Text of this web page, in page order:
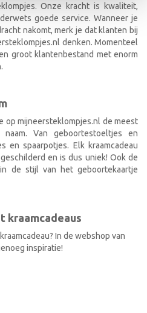
Onze kracht is kwaliteit,
goede service. Wanneer je
nakomt, merk je dat klanten bij
denken. Momenteel
groot klantenbestand met enorm
op mijneersteklompjes.nl de meest
naam. Van geboortestoeltjes en
en spaarpotjes. Elk kraamcadeau
en is dus uniek! Ook de
de stijl van het geboortekaartje
kraamcadeaus
In de webshop van
inspiratie!